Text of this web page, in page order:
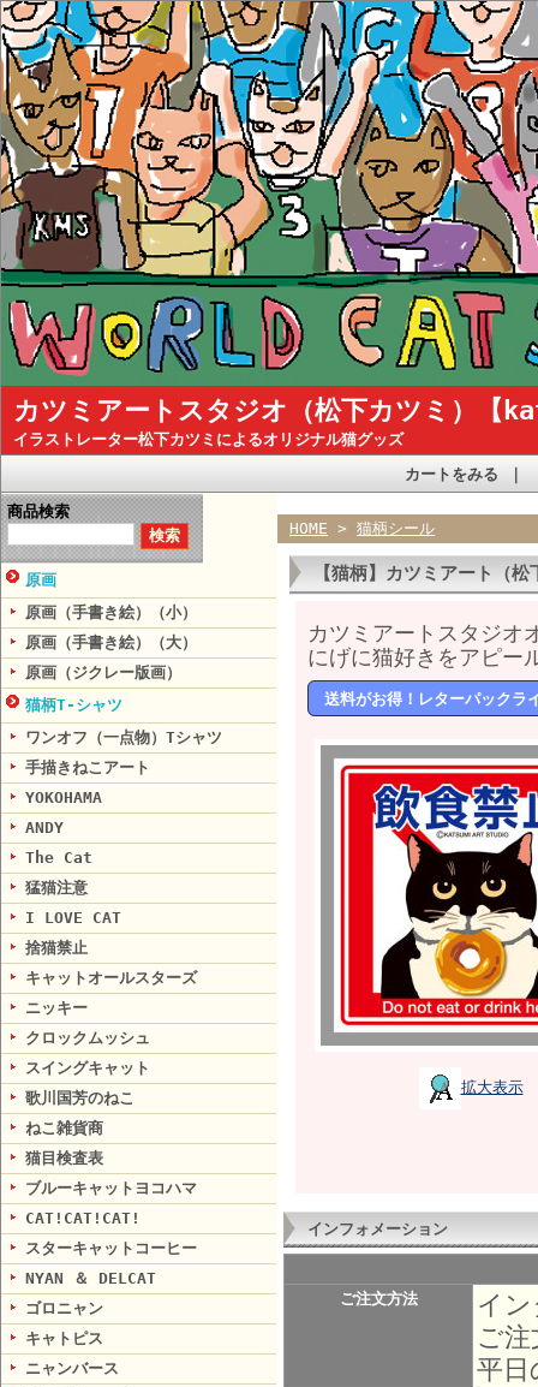
カツミアートスタジオ（松下カツミ）
イラストレーター松下カツミによるオリジナル猫グッズ
カートをみる
商品検索
原画
原画（手書き絵）（小）
原画（手書き絵）（大）
原画（ジクレー版画）
猫柄T-シャツ
ワンオフ（一点物）Tシャツ
手描きねこアート
YOKOHAMA
ANDY
The Cat
猛猫注意
I LOVE CAT
捨猫禁止
キャットオールスターズ
ニッキー
クロックムッシュ
スイングキャット
歌川国芳のねこ
ねこ雑貨商
猫目検査表
ブルーキャットヨコハマ
CAT!CAT!CAT!
スターキャットコーヒー
NYAN ＆ DELCAT
ゴロニャン
キャトピス
ニャンバース
HOME > 猫柄シール
【猫柄】カツミアート（
カツミアートスタジオ
にげに猫好きをアピー
送料がお得！レターパックラ
拡大表示
インフォメーション
ご注文方法
イ
ご
平日